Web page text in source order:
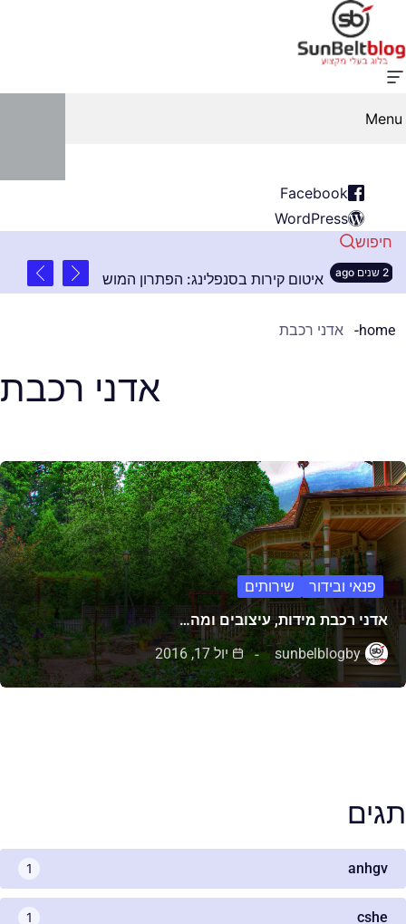
Menu
Facebook
WordPress
חיפוש
2 שנים ago איטום קירות בסנפלינג: הפתרון המושלם
home אדני רכבת
אדני רכבת
פנאי ובידור
שירותים
אדני רכבת מידות, עיצובים ומה…
by
sunbelblog יול 17, 2016
תגים
anhgv
1
cshe
1